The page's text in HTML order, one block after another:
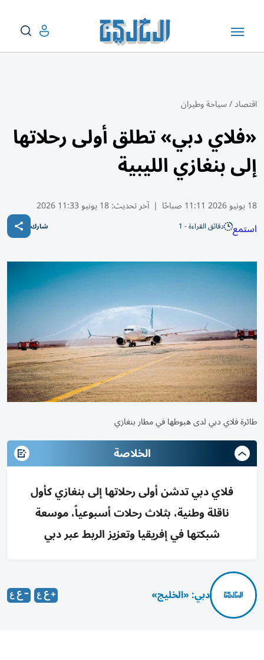
اقتصاد/سياحة وطيران
«فلاي دبي» تطلق أولى رحلاتها
إلى بنغازي الليبية
18 يونيو 2026 11:11 صباحًا | آخر تحديث:18 يونيو 11:33 2026
استمع دقائق القراءة - 1 شارك
طائرة فلاي دبي لدى هبوطها في مطار بنغازي
الخلاصة
فلاي دبي تدشن أولى رحلاتها إلى بنغازي كأول
ناقلة وطنية، بثلاث رحلات أسبوعياً، موسعة
شبكتها في إفريقيا وتعزيز الربط عبر دبي
دبي: «الخليج»